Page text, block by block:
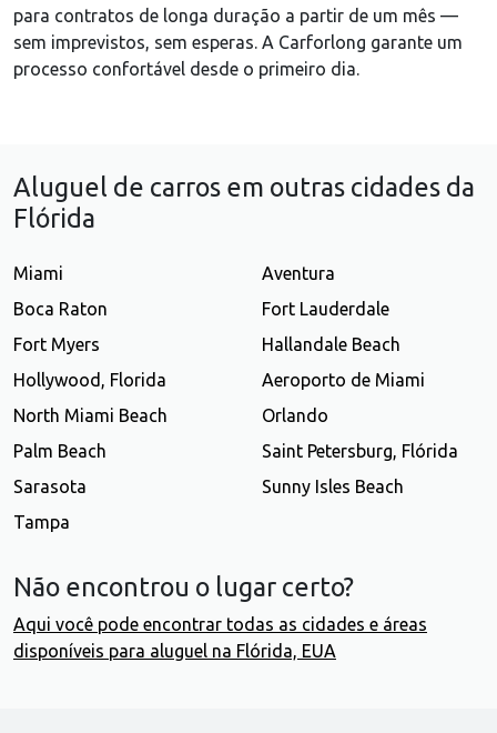
para contratos de longa duração a partir de um mês —
sem imprevistos, sem esperas. A Carforlong garante um
processo confortável desde o primeiro dia.
Aluguel de carros em outras cidades da
Flórida
Miami
Aventura
Boca Raton
Fort Lauderdale
Fort Myers
Hallandale Beach
Hollywood, Florida
Aeroporto de Miami
North Miami Beach
Orlando
Palm Beach
Saint Petersburg, Flórida
Sarasota
Sunny Isles Beach
Tampa
Não encontrou o lugar certo?
Aqui você pode encontrar todas as cidades e áreas
disponíveis para aluguel na Flórida, EUA